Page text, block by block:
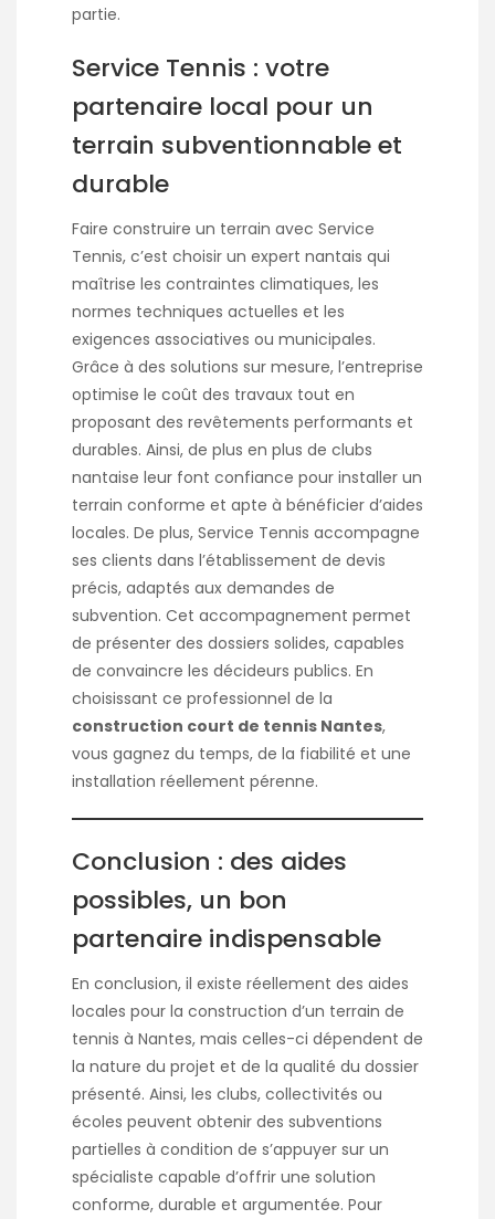
partie.
Service Tennis : votre
partenaire local pour un
terrain subventionnable et
durable
Faire construire un terrain avec Service
Tennis, c’est choisir un expert nantais qui
maîtrise les contraintes climatiques, les
normes techniques actuelles et les
exigences associatives ou municipales.
Grâce à des solutions sur mesure, l’entreprise
optimise le coût des travaux tout en
proposant des revêtements performants et
durables. Ainsi, de plus en plus de clubs
nantaise leur font confiance pour installer un
terrain conforme et apte à bénéficier d’aides
locales. De plus, Service Tennis accompagne
ses clients dans l’établissement de devis
précis, adaptés aux demandes de
subvention. Cet accompagnement permet
de présenter des dossiers solides, capables
de convaincre les décideurs publics. En
choisissant ce professionnel de la
construction court de tennis Nantes,
vous gagnez du temps, de la fiabilité et une
installation réellement pérenne.
Conclusion : des aides
possibles, un bon
partenaire indispensable
En conclusion, il existe réellement des aides
locales pour la construction d’un terrain de
tennis à Nantes, mais celles-ci dépendent de
la nature du projet et de la qualité du dossier
présenté. Ainsi, les clubs, collectivités ou
écoles peuvent obtenir des subventions
partielles à condition de s’appuyer sur un
spécialiste capable d’offrir une solution
conforme, durable et argumentée. Pour